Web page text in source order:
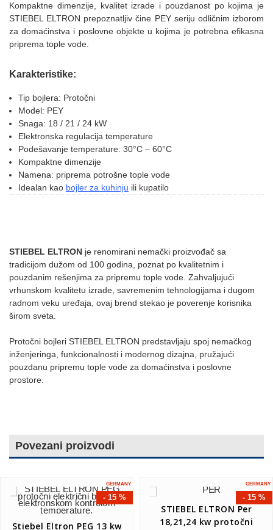
Kompaktne dimenzije, kvalitet izrade i pouzdanost po kojima je
STIEBEL ELTRON prepoznatljiv čine PEY seriju odličnim izborom
za domaćinstva i poslovne objekte u kojima je potrebna efikasna
priprema tople vode.
Karakteristike:
Tip bojlera: Protočni
Model: PEY
Snaga: 18 / 21 / 24 kW
Elektronska regulacija temperature
Podešavanje temperature: 30°C – 60°C
Kompaktne dimenzije
Namena: priprema potrošne tople vode
Idealan kao bojler za kuhinju ili kupatilo
STIEBEL ELTRON je renomirani nemački proizvođač sa
tradicijom dužom od 100 godina, poznat po kvalitetnim i
pouzdanim rešenjima za pripremu tople vode. Zahvaljujući
vrhunskom kvalitetu izrade, savremenim tehnologijama i dugom
radnom veku uređaja, ovaj brend stekao je poverenje korisnika
širom sveta.
Protočni bojleri STIEBEL ELTRON predstavljaju spoj nemačkog
inženjeringa, funkcionalnosti i modernog dizajna, pružajući
pouzdanu pripremu tople vode za domaćinstva i poslovne
prostore.
Povezani proizvodi
- 15 %
GERMANY
Stiebel Eltron PEG 13 kw
- 15 %
GERMANY
STIEBEL ELTRON Per
18,21,24 kw protočni